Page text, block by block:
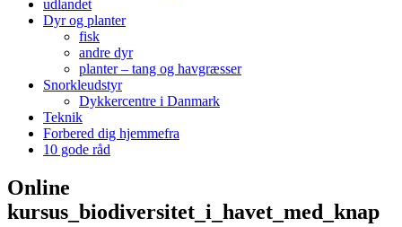
udlandet
Dyr og planter
fisk
andre dyr
planter – tang og havgræsser
Snorkleudstyr
Dykkercentre i Danmark
Teknik
Forbered dig hjemmefra
10 gode råd
Online
kursus_biodiversitet_i_havet_med_knap